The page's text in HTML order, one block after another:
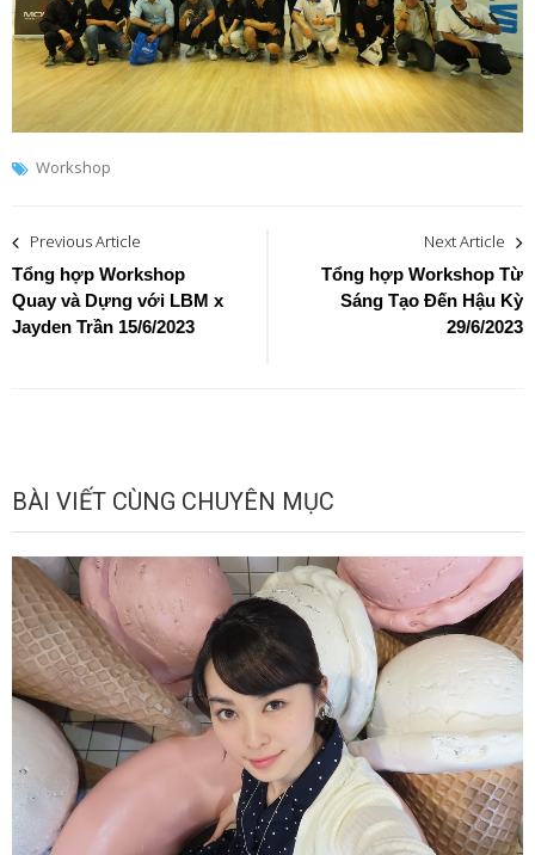
Workshop
Post
navigation
Previous Article
Tổng hợp Workshop
Quay và Dựng với LBM x
Jayden Trần 15/6/2023
Next Article
Tổng hợp Workshop Từ
Sáng Tạo Đến Hậu Kỳ
29/6/2023
BÀI VIẾT CÙNG CHUYÊN MỤC